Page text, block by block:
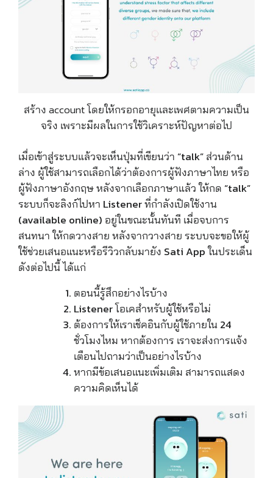
สร้าง account โดยให้กรอกอายุเเละเพศตามความเป็น
จริง เพราะมีผลในการใช้วิเคราะห์ปัญหาต่อไป
เมื่อเข้าสู่ระบบแล้วจะเห็นปุ่มที่เขียนว่า “talk” ส่วนด้าน
ล่าง ผู้ใช้สามารถเลือกได้ว่าต้องการผู้ฟังภาษาไทย หรือ
ผู้ฟังภาษาอังกฤษ หลังจากเลือกภาษาแล้ว ให้กด “talk”
ระบบก็จะลิงก์ไปหา Listener ที่กำลังเปิดใช้งาน
(available online) อยู่ในขณะนั้นทันที เมื่อจบการ
สนทนา ให้กดวางสาย หลังจากวางสาย ระบบจะขอให้ผู้
ใช้ช่วยเสนอแนะหรือรีวิวกลับมายัง Sati App ในประเด็น
ดังต่อไปนี้ ได้แก่
ตอนนี้รู้สึกอย่างไรบ้าง
Listener โอเคสำหรับผู้ใช้หรือไม่
ต้องการให้เราเช็คอินกับผู้ใช้ภายใน 24
ชั่วโมงไหม หากต้องการ เราจะส่งการแจ้ง
เตือนไปถามว่าเป็นอย่างไรบ้าง
หากมีข้อเสนอแนะเพิ่มเติม สามารถแสดง
ความคิดเห็นได้